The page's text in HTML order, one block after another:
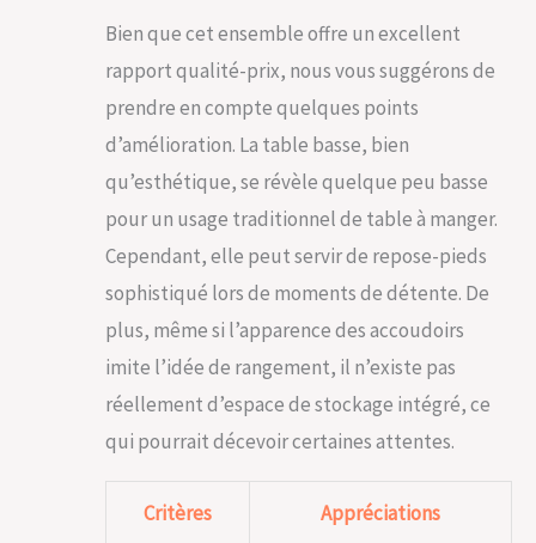
Bien que cet ensemble offre un excellent
rapport qualité-prix, nous vous suggérons de
prendre en compte quelques points
d’amélioration. La table basse, bien
qu’esthétique, se révèle quelque peu basse
pour un usage traditionnel de table à manger.
Cependant, elle peut servir de repose-pieds
sophistiqué lors de moments de détente. De
plus, même si l’apparence des accoudoirs
imite l’idée de rangement, il n’existe pas
réellement d’espace de stockage intégré, ce
qui pourrait décevoir certaines attentes.
Critères Appréciations